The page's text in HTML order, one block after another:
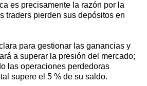
es precisamente la razón por la
traders pierden sus depósitos en
para gestionar las ganancias y
a superar la presión del mercado;
las operaciones perdedoras
supere el 5 % de su saldo.